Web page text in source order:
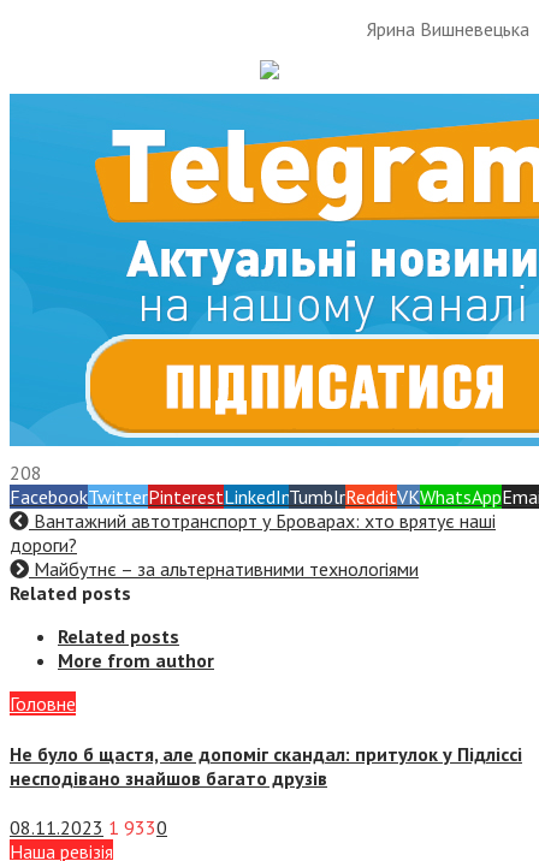
Ярина Вишневецька
208
FacebookTwitterPinterestLinkedInTumblrRedditVKWhatsApp
Вантажний автотранспорт у Броварах: хто врятує наші
дороги?
Майбутнє – за альтернативними технологіями
Related posts
Related posts
More from author
Головне
Не було б щастя, але допоміг скандал: притулок у Підліссі
несподівано знайшов багато друзів
08.11.2023 1 9330
Наша ревізія